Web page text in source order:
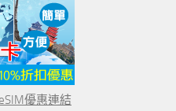
優惠連結